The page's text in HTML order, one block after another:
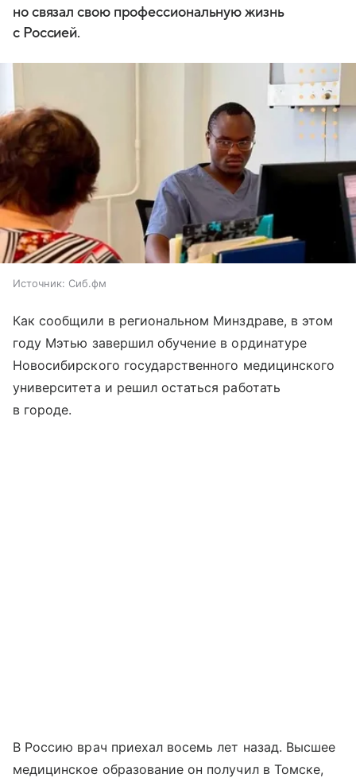
но связал свою профессиональную жизнь
с Россией.
Источник: Сиб.фм
Как сообщили в региональном Минздраве, в этом
году Мэтью завершил обучение в ординатуре
Новосибирского государственного медицинского
университета и решил остаться работать
в городе.
В Россию врач приехал восемь лет назад. Высшее
медицинское образование он получил в Томске,